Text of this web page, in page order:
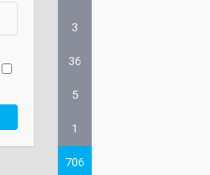
3
36
5
1
706